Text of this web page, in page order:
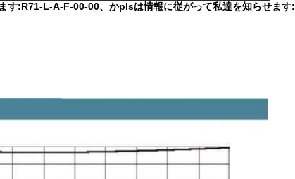
す:R71-L-A-F-00-00、かplsは情報に従がって私達を知らせます: